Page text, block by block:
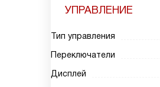
УПРАВЛЕНИЕ
Тип управления
Переключатели
Дисплей